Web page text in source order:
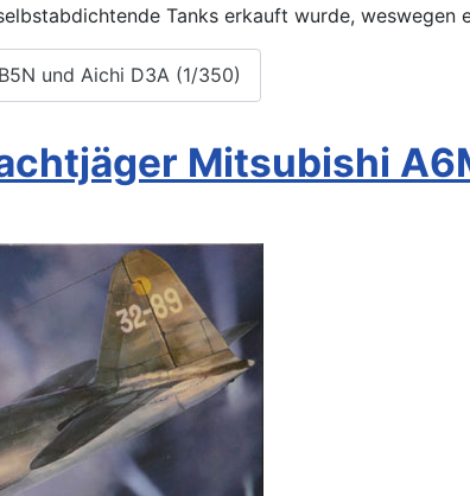
Tanks erkauft wurde, weswegen
und Aichi D3A (1/350)
Mitsubishi